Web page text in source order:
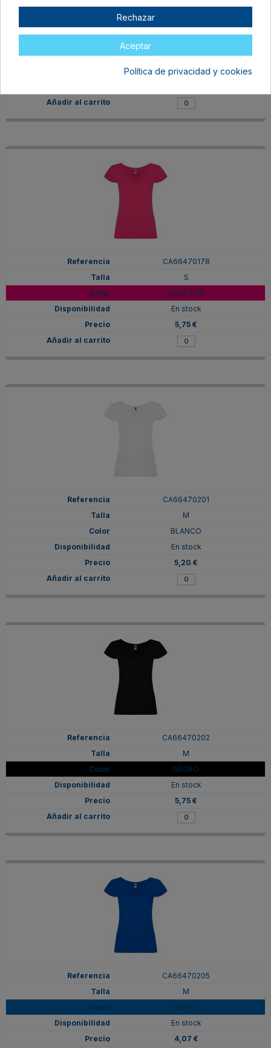
PURPURA
En stock
CA66470178
S
ROSETON
En stock
5,75 €
CA66470201
M
BLANCO
En stock
5,20 €
CA66470202
M
NEGRO
En stock
5,75 €
CA66470205
M
En stock
4,07 €
Rechazar
Aceptar
Política de privacidad y cookies